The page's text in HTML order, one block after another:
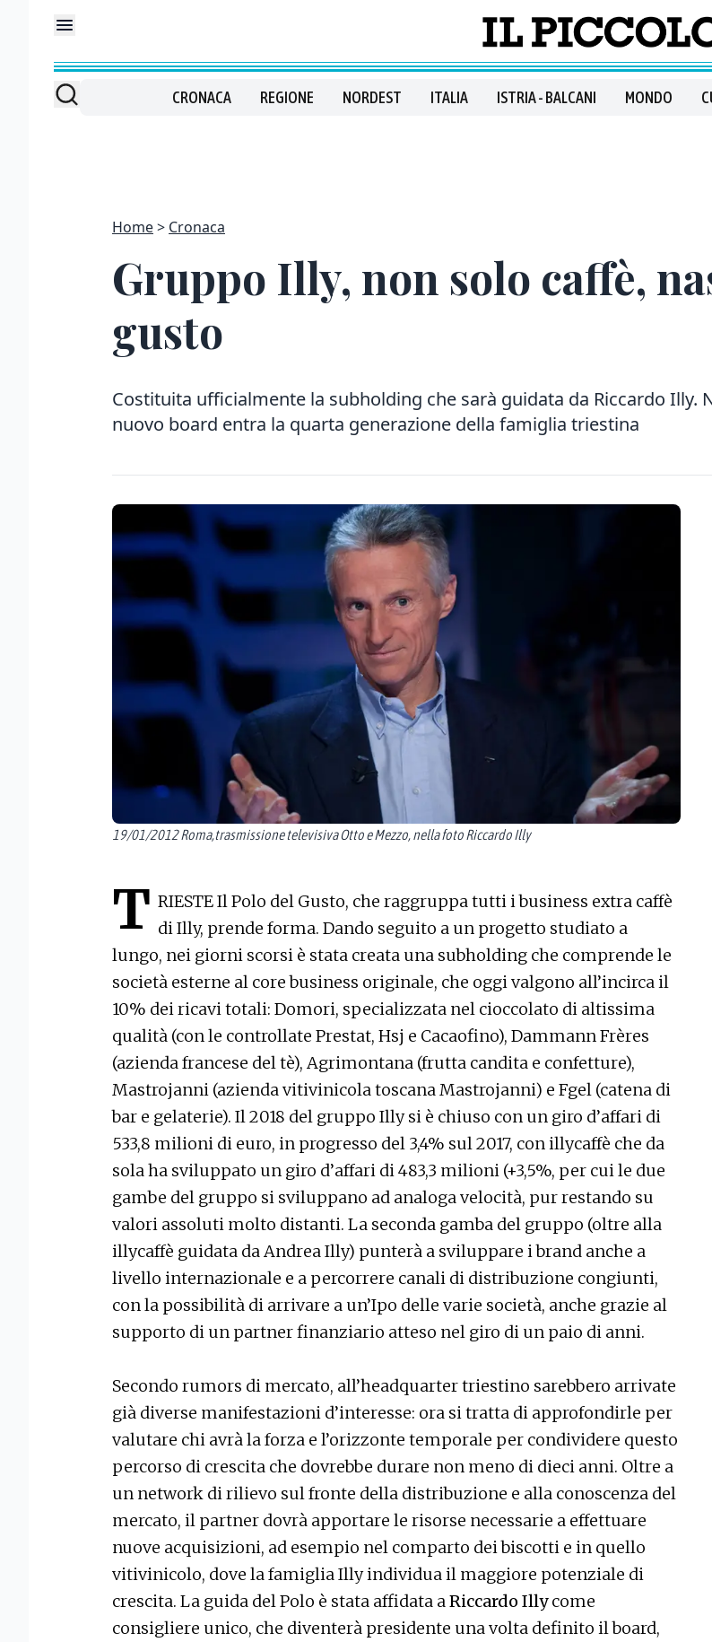
CRONACA REGIONE NORDEST ITALIA ISTRIA - BALCANI MONDO
Home Cronaca
Gruppo Illy, non solo caffè,
gusto
Costituita ufficialmente la subholding che sarà guidata da Riccardo Illy.
nuovo board entra la quarta generazione della famiglia triestina
19/01/2012 Roma,trasmissione televisiva Otto e Mezzo, nella foto Riccardo Illy
T RIESTE Il Polo del Gusto, che raggruppa tutti i business extra caffè
di Illy, prende forma. Dando seguito a un progetto studiato a
lungo, nei giorni scorsi è stata creata una subholding che comprende le
società esterne al core business originale, che oggi valgono all’incirca il
10% dei ricavi totali: Domori, specializzata nel cioccolato di altissima
qualità (con le controllate Prestat, Hsj e Cacaofino), Dammann Frères
(azienda francese del tè), Agrimontana (frutta candita e confetture),
Mastrojanni (azienda vitivinicola toscana Mastrojanni) e Fgel (catena di
bar e gelaterie). Il 2018 del gruppo Illy si è chiuso con un giro d’affari di
533,8 milioni di euro, in progresso del 3,4% sul 2017, con illycaffè che da
sola ha sviluppato un giro d’affari di 483,3 milioni (+3,5%, per cui le due
gambe del gruppo si sviluppano ad analoga velocità, pur restando su
valori assoluti molto distanti. La seconda gamba del gruppo (oltre alla
illycaffè guidata da Andrea Illy) punterà a sviluppare i brand anche a
livello internazionale e a percorrere canali di distribuzione congiunti,
con la possibilità di arrivare a un’Ipo delle varie società, anche grazie al
supporto di un partner finanziario atteso nel giro di un paio di anni.
Secondo rumors di mercato, all’headquarter triestino sarebbero arrivate
già diverse manifestazioni d’interesse: ora si tratta di approfondirle per
valutare chi avrà la forza e l’orizzonte temporale per condividere questo
percorso di crescita che dovrebbe durare non meno di dieci anni. Oltre a
un network di rilievo sul fronte della distribuzione e alla conoscenza del
mercato, il partner dovrà apportare le risorse necessarie a effettuare
nuove acquisizioni, ad esempio nel comparto dei biscotti e in quello
vitivinicolo, dove la famiglia Illy individua il maggiore potenziale di
crescita. La guida del Polo è stata affidata aRiccardo Illycome
consigliere unico, che diventerà presidente una volta definito il board,